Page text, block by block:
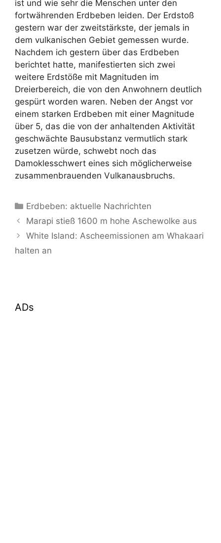
ist und wie sehr die Menschen unter den
fortwährenden Erdbeben leiden. Der Erdstoß
gestern war der zweitstärkste, der jemals in
dem vulkanischen Gebiet gemessen wurde.
Nachdem ich gestern über das Erdbeben
berichtet hatte, manifestierten sich zwei
weitere Erdstöße mit Magnituden im
Dreierbereich, die von den Anwohnern deutlich
gespürt worden waren. Neben der Angst vor
einem starken Erdbeben mit einer Magnitude
über 5, das die von der anhaltenden Aktivität
geschwächte Bausubstanz vermutlich stark
zusetzen würde, schwebt noch das
Damoklesschwert eines sich möglicherweise
zusammenbrauenden Vulkanausbruchs.
Kategorien
Erdbeben: aktuelle Nachrichten
Marapi stieß 1600 m hohe Aschewolke aus
White Island: Ascheemissionen am Whakaari
halten an
ADs